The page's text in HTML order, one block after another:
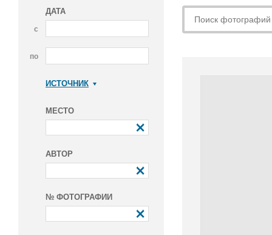
ДАТА
с
по
ИСТОЧНИК
МЕСТО
АВТОР
№ ФОТОГРАФИИ